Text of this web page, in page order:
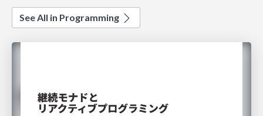
See All in Programming